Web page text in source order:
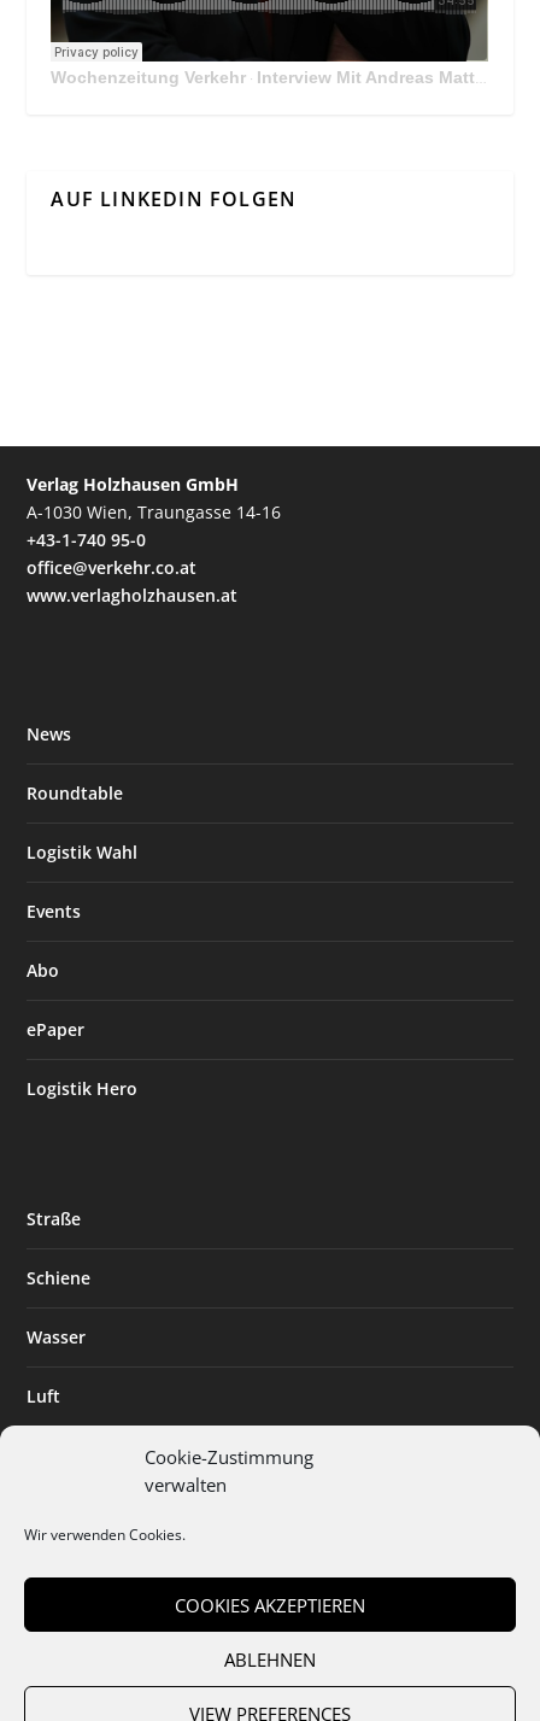
Cookie-Zustimmung
verwalten
Wir verwenden Cookies.
COOKIES AKZEPTIEREN
ABLEHNEN
VIEW PREFERENCES
Wochenzeitung Verkehr · Interview Mit Andreas Matthä, CEO der ÖBB Holding
AUF LINKEDIN FOLGEN
Verlag Holzhausen GmbH
A-1030 Wien, Traungasse 14-16
+43-1-740 95-0
office@verkehr.co.at
www.verlagholzhausen.at
News
Roundtable
Logistik Wahl
Events
Abo
ePaper
Logistik Hero
Straße
Schiene
Wasser
Luft
Digitalisierung
Mediadaten Cookies Datenschutz